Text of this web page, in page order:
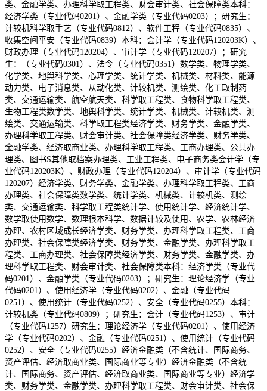
类、金融学类、办理科学取工程类、财会审计类、社会保障类本科：
经济学类（专业代码0201）、金融学类（专业代码0203）；研究生：
计较机科学取手艺（专业代码0812）、软件工程（专业代码0835）、
收集空间平安（专业代码0839）本科：会计学（专业代码120203K）、
财政办理（专业代码120204）、审计学（专业代码120207）；研究
生：（专业代码0301）、法令（专业代码0351）数学类、物理学类、
化学类、地舆科学类、心理学类、统计学类、机械类、材料类、能源
动力类、电子消息类、从动化类、计较机类、测绘类、化工取制药
类、交通运输类、航空航天类、科学取工程类、食物科学取工程类、
生物工程类数学类、地舆科学类、统计学类、机械类、计较机类、测
绘类、交通运输类、科学取工程类经济学类、财务学类、金融学类、
办理科学取工程类、财会审计类、社会保障类经济学类、财务学类、
金融学类、经济取商业类、办理科学取工程类、工商办理类、公共办
理类、图书S其他取档案办理类、工业工程类、电子商务类会计学（专
业代码120203K）、财政办理（专业代码120204）、审计学（专业代码
120207）经济学类、财务学类、金融学类、办理科学取工程类、工商
办理类、社会保障类数学类、统计学类、机械类、计较机类、测绘
类、交通运输类、科学取工程类统计学、使用统计学、经济统计学、
数学取使用数学、数理根本科学、数据计较及使用、农学、农林经济
办理、农村区域成长经济学类、财务学类、办理科学取工程类、工商
办理类、社会保障类经济学类、财务学类、金融学类、办理科学取工
程类、工商办理类、社会保障类经济学类、财务学类、金融学类、办
理科学取工程类、财会审计类、社会保障类本科：经济学类（专业代
码0201）、金融学类（专业代码0203）；研究生：理论经济学（专业
代码0201）、使用经济学（专业代码0202）、金融（专业代码
0251）、使用统计（专业代码0252）、安全（专业代码0255）本科：
计较机类（专业代码0809）；研究生：会计（专业代码1253）、审计
（专业代码1257）研究生：理论经济学（专业代码0201）、使用经济
学（专业代码0202）、金融（专业代码0251）、使用统计（专业代码
0252）、安全（专业代码0255）经济金融类（不含统计、国际商务、
资产评估、经济取商业类、国际商业等专业）经济金融类（不含统
计、国际商务、资产评估、经济取商业类、国际商业等专业）经济学
类、财务学类、金融学类、办理科学取工程类、财会审计类、社会保